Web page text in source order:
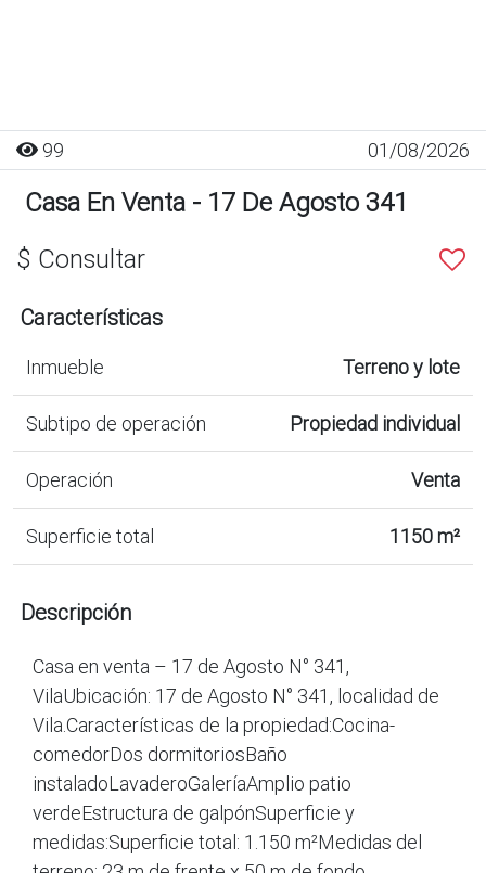
99 01/08/2026
Casa En Venta - 17 De Agosto 341
$ Consultar
Características
Inmueble Terreno y lote
Subtipo de operación Propiedad individual
Operación Venta
Superficie total 1150 m²
Descripción
Casa en venta – 17 de Agosto N° 341,
VilaUbicación: 17 de Agosto N° 341, localidad de
Vila.Características de la propiedad:Cocina-
comedorDos dormitoriosBaño
instaladoLavaderoGaleríaAmplio patio
verdeEstructura de galpónSuperficie y
medidas:Superficie total: 1.150 m²Medidas del